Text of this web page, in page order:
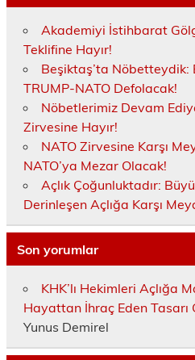
Akademiyi İstihbarat
Teklifine Hayır!
Beşiktaş’ta Nöbetteydik:
TRUMP-NATO Defolacak!
Nöbetlerimiz Devam
Zirvesine Hayır!
NATO Zirvesine Karşı
NATO’ya Mezar Olacak!
Açlık Çoğunluktadır:
Derinleşen Açlığa Karşı
Son yorumlar
KHK’lı Hekimleri Açlığa
Hayattan İhraç Eden Tasarı
Yunus Demirel